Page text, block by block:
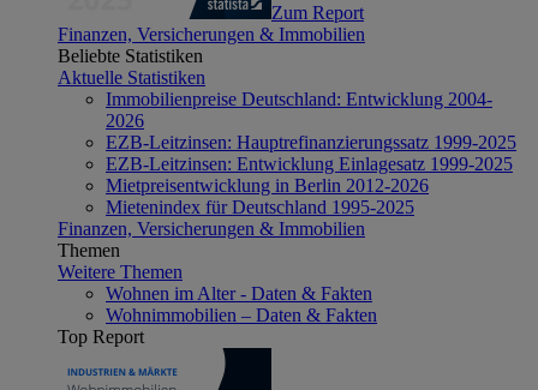
Zum Report
Finanzen, Versicherungen & Immobilien
Beliebte Statistiken
Aktuelle Statistiken
Immobilienpreise Deutschland: Entwicklung 2004-
2026
EZB-Leitzinsen: Hauptrefinanzierungssatz 1999-2025
EZB-Leitzinsen: Entwicklung Einlagesatz 1999-2025
Mietpreisentwicklung in Berlin 2012-2026
Mietenindex für Deutschland 1995-2025
Finanzen, Versicherungen & Immobilien
Themen
Weitere Themen
Wohnen im Alter - Daten & Fakten
Wohnimmobilien – Daten & Fakten
Top Report